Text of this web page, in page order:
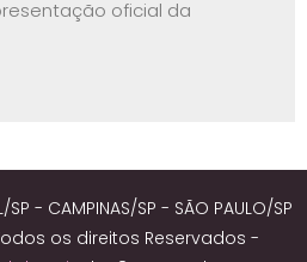
oficial da
SP - CAMPINAS/SP - SÃO PAULO/SP
os direitos Reservados -